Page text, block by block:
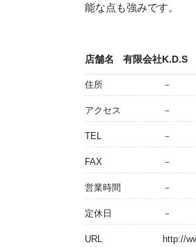
能な点も強みです。
店舗名 有限会社K.D.S
住所 －
アクセス －
TEL －
FAX －
営業時間 －
定休日 －
URL http://